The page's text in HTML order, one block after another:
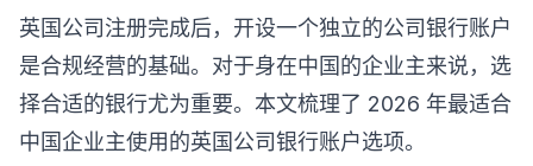
英国公司注册完成后，开设一个独立的公司银行账户
是合规经营的基础。对于身在中国的企业主来说，选
择合适的银行尤为重要。本文梳理了 2026 年最适合
中国企业主使用的英国公司银行账户选项。